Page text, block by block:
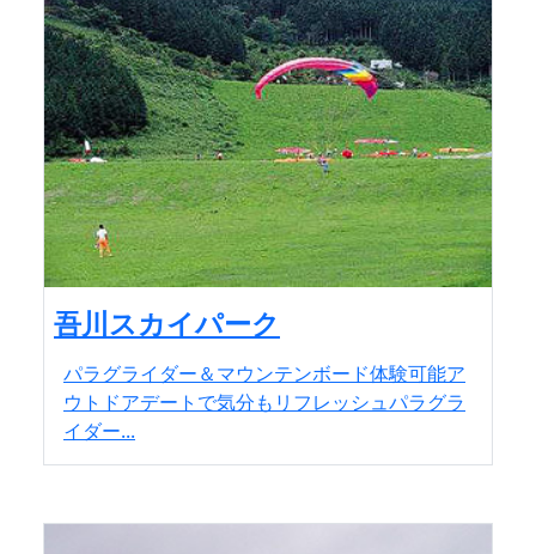
吾川スカイパーク
パラグライダー＆マウンテンボード体験可能ア
ウトドアデートで気分もリフレッシュパラグラ
イダー...